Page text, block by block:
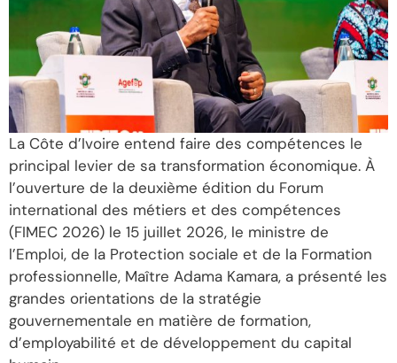
La Côte d’Ivoire entend faire des compétences le
principal levier de sa transformation économique. À
l’ouverture de la deuxième édition du Forum
international des métiers et des compétences
(FIMEC 2026) le 15 juillet 2026, le ministre de
l’Emploi, de la Protection sociale et de la Formation
professionnelle, Maître Adama Kamara, a présenté les
grandes orientations de la stratégie
gouvernementale en matière de formation,
d’employabilité et de développement du capital